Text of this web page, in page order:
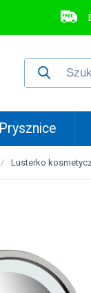
Prysznice
Lusterko